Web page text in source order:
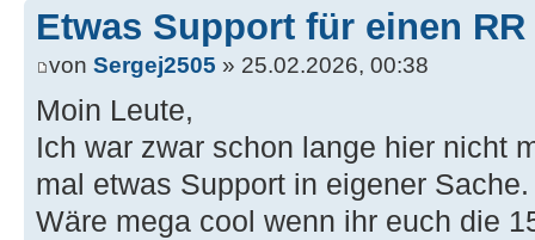
Etwas Support für einen
von Sergej2505 » 25.02.2026, 00:38
Moin Leute,
Ich war zwar schon lange hier nicht
mal etwas Support in eigener Sache.
Wäre mega cool wenn ihr euch die